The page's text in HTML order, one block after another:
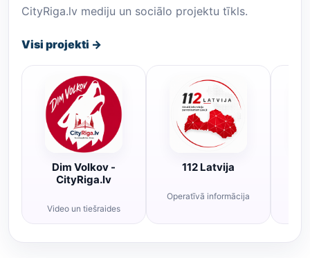
CityRiga.lv mediju un sociālo projektu tīkls.
Visi projekti →
Dim Volkov -
CityRiga.lv
Video un tiešraides
112 Latvija
Operatīvā informācija